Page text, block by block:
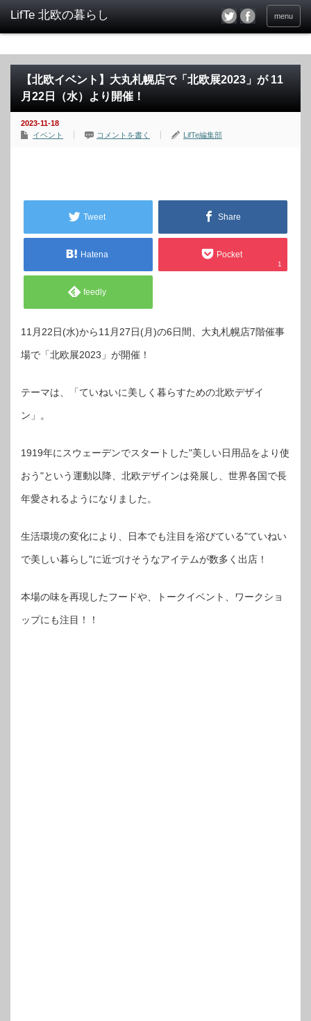
menu
【北欧イベント】大丸札幌店で「北欧展2023」が 11
月22日（水）より開催！
2023-11-18
イベント
コメントを書く LifTe編集部
Tweet Share
Hatena Pocket
1
feedly
11月22日(水)から11月27日(月)の6日間、大丸札幌店7階催事
場で「北欧展2023」が開催！
テーマは、「ていねいに美しく暮らすための北欧デザイ
ン」。
1919年にスウェーデンでスタートした"美しい日用品をより使
おう"という運動以降、北欧デザインは発展し、世界各国で長
年愛されるようになりました。
生活環境の変化により、日本でも注目を浴びている"ていねい
で美しい暮らし"に近づけそうなアイテムが数多く出店！
本場の味を再現したフードや、トークイベント、ワークショ
ップにも注目！！